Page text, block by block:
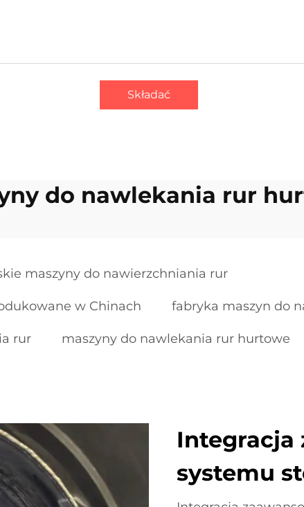
Składać
do nawlekania rur
maszyny do nawierzchniania rur
w Chinach fabryka maszyn do
rur maszyny do nawlekania rur hurtowe
Integracja
systemu